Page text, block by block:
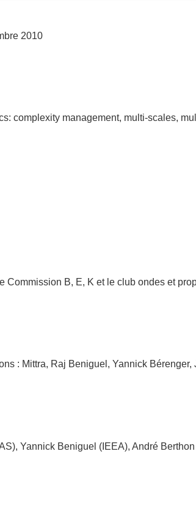
2010
complexity management, multi-scales,
Commission B, E, K et le club ondes et
: Mittra, Raj Beniguel, Yannick Bérenger,
Yannick Beniguel (IEEA), André